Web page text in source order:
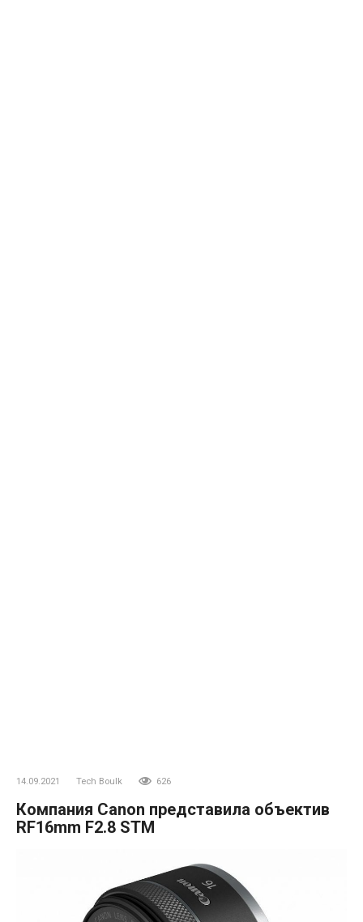
14.09.2021 Tech Boulk 626
Компания Canon представила объектив
RF16mm F2.8 STM